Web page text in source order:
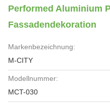
Performed Aluminium
Fassadendekoration
Markenbezeichnung:
M-CITY
Modellnummer:
MCT-030